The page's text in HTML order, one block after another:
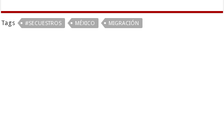
Tags #SECUESTROS MÉXICO MIGRACIÓN